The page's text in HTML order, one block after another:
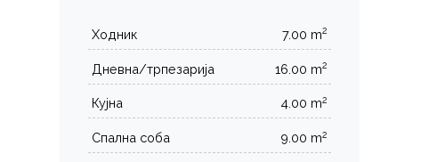
Ходник 7.00 m2
Дневна/трпезарија 16.00 m2
Кујна 4.00 m2
Спална соба 9.00 m2